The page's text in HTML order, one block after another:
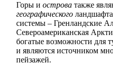
Горы и острова также
географического
системы – Гренландские
Североамериканская
богатые возможности для
и являются источником
пейзажей.